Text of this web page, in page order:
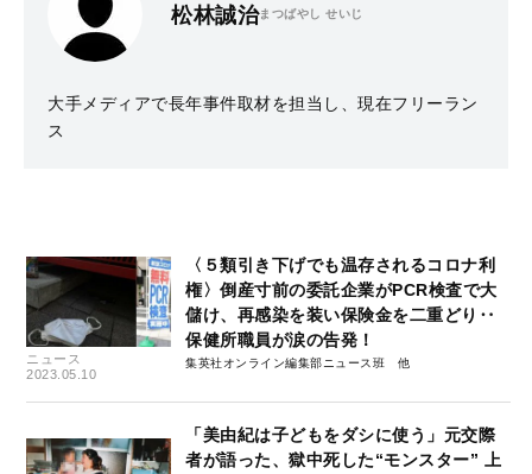
松林誠治まつばやし せいじ
大手メディアで長年事件取材を担当し、現在フリーラン
ス
ニュース
2023.05.10
〈５類引き下げでも温存されるコロナ利
権〉倒産寸前の委託企業がPCR検査で大
儲け、再感染を装い保険金を二重どり‥
保健所職員が涙の告発！
集英社オンライン編集部ニュース班
「美由紀は子どもをダシに使う」元交際
者が語った、獄中死した“モンスター” 上